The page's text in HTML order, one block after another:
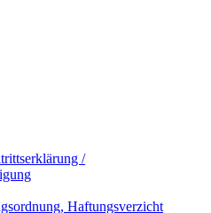
/
Haftungsverzicht